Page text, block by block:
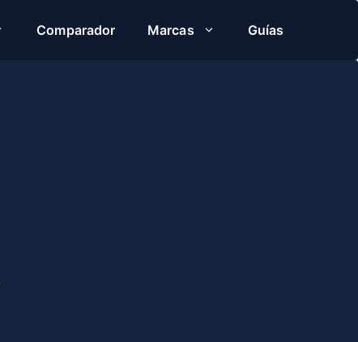
Comparador Marcas Guías